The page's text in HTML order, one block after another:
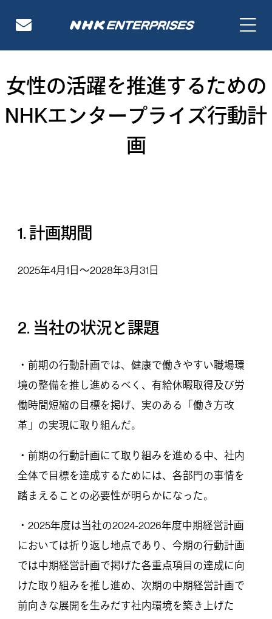
女性の活躍を推進するための
NHKエンタープライズ行動計
画
1. 計画期間
2025年4月1日～2028年3月31日
2. 当社の状況と課題
・前期の行動計画では、健康で働きやすい職場環
境の整備を推し進めるべく、有給休暇取得及び労
働時間短縮の目標を掲げ、実のある「働き方改
革」の実現に取り組んだ。
・前期の行動計画にて取り組みを進める中、社内
全体で目標を達成するためには、各部門の事情を
踏まえることの必要性が明らかになった。
・2025年度は当社の2024-2026年度中期経営計画
においては折り返し地点であり、今期の行動計画
では中期経営計画で掲げた各重点項目の達成に向
けた取り組みを推し進め、次期の中期経営計画で
前向きな展開を生みだす社内環境を築き上げた